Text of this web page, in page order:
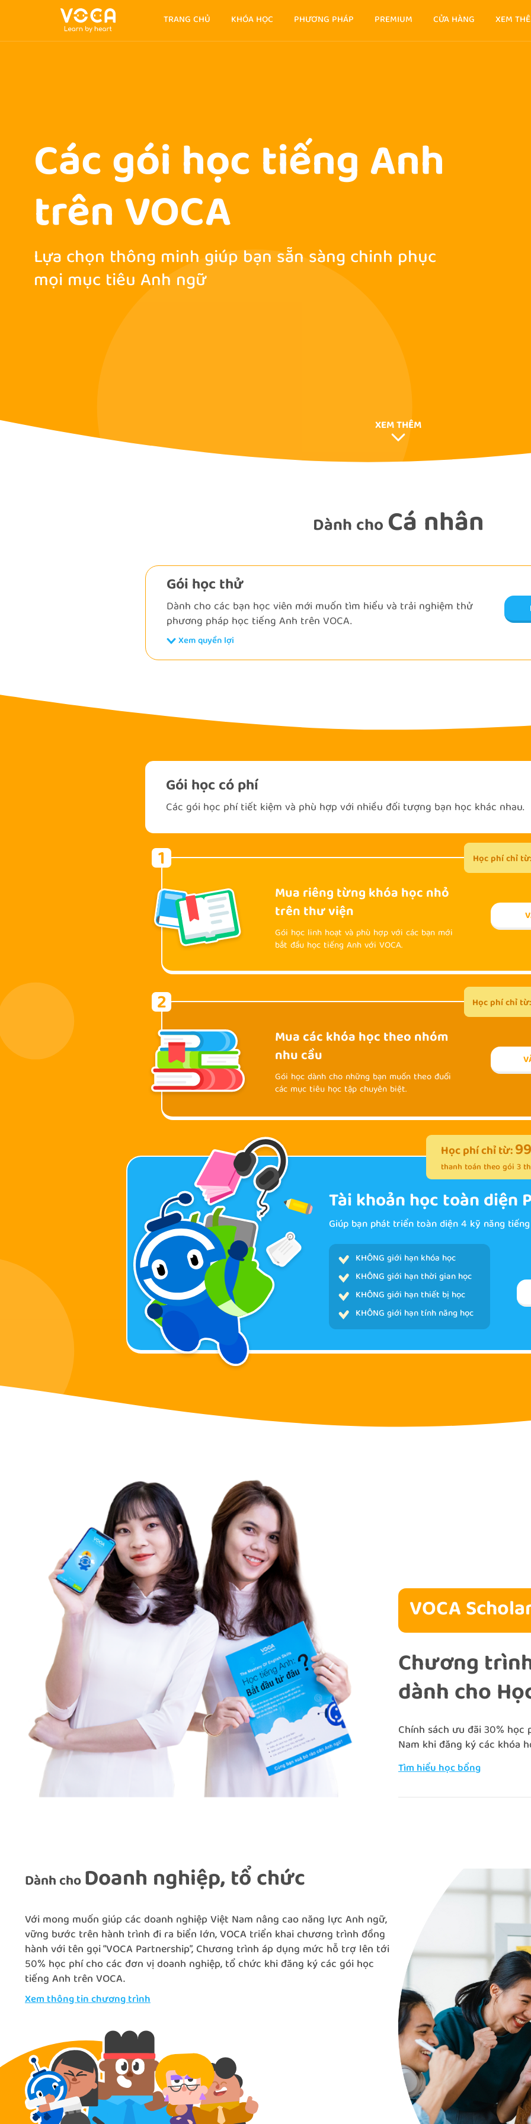
XEM
CỬA HÀNG
PREMIUM
PHƯƠNG PHÁP
KHÓA HỌC
TRANG CHỦ
Các gói học tiếng Anh
trên VOCA
Lựa chọn thông minh giúp bạn sẵn sàng chinh phục
mọi mục tiêu Anh ngữ
XEM THÊM
Dành choCá nhân
Gói học thử
Dành cho các bạn học viên mới muốn tìm hiểu và trải nghiệm thử
phương pháp học tiếng Anh trên VOCA.
Xem quyền lợi
Gói học có phí
Các gói học phí tiết kiệm và phù hợp với nhiều đối tượng bạn học khác nhau.
1 Học phí chỉ từ:
Mua riêng từng khóa học nhỏ
trên thư viện
Gói học linh hoạt và phù hợp với các bạn mới
bắt đầu học tiếng Anh với VOCA.
Học phí chỉ từ:
2 Học phí chỉ
Mua các khóa học theo nhóm
nhu cầu
Gói học dành cho những bạn muốn theo đuổi
các mục tiêu học tập chuyên biệt.
Học phí chỉ từ:
Học phí chỉ từ:
thanh toán theo gói 3
Tài khoản học toàn diện
Giúp bạn phát triển toàn diện 4 kỹ năng
KHÔNG giới hạn khóa học
KHÔNG giới hạn thời gian học
KHÔNG giới hạn thiết bị học
KHÔNG giới hạn tính năng học
VOCA
Chương
dành cho
Chính sách ưu đãi 30%
Nam khi đăng ký các khóa
Tìm hiểu học bổng
Dành choDoanh nghiệp, tổ chức
Với mong muốn giúp các doanh nghiệp Việt Nam nâng cao năng lực Anh ngữ,
vững bước trên hành trình đi ra biển lớn, VOCA triển khai chương trình đồng
hành với tên gọi “VOCA Partnership”, Chương trình áp dụng mức hỗ trợ lên tới
50% học phí cho các đơn vị doanh nghiệp, tổ chức khi đăng ký các gói học
tiếng Anh trên VOCA.
Xem thông tin chương trình